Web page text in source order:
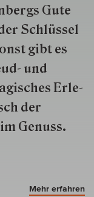
Gute
Schlüs­sel
gibt es
und
Er­le­
der
Genuss.
Mehr erfahren